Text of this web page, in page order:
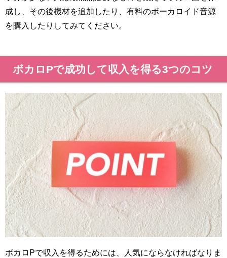
成し、その後機材を追加したり、有料のボーカロイド音源
を購入したりしてみてください。
ボカロPで成功して収入を得る3つのコツ
ボカロPで収入を得るためには、人気にならなければなりま